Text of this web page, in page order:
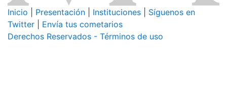
Inicio Presentación Instituciones
Síguenos en
Twitter
Envía tus cometarios
Derechos Reservados - Términos de uso